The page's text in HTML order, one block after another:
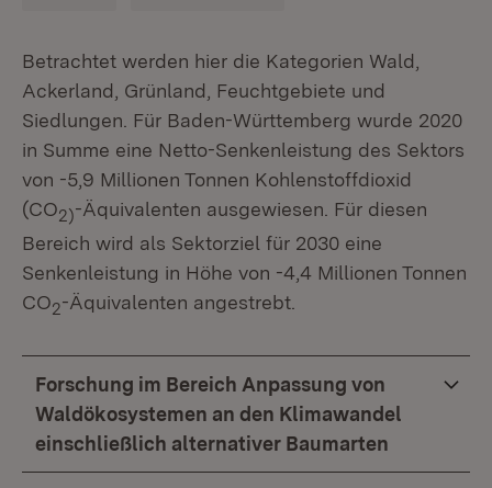
Betrachtet werden hier die Kategorien Wald,
Ackerland, Grünland, Feuchtgebiete und
Siedlungen. Für Baden-Württemberg wurde 2020
in Summe eine Netto-Senkenleistung des Sektors
von -5,9 Millionen Tonnen Kohlenstoffdioxid
(CO2)-Äquivalenten ausgewiesen. Für diesen
Bereich wird als Sektorziel für 2030 eine
Senkenleistung in Höhe von -4,4 Millionen Tonnen
CO2-Äquivalenten angestrebt.
Forschung im Bereich Anpassung von
Waldökosystemen an den Klimawandel
einschließlich alternativer Baumarten